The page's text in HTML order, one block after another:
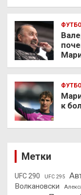
к
Метки
UFC 290 UFC 295
Волкановски